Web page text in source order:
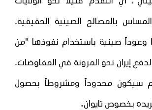
بالمصالح الصينية الحقيقية.
صينية باستخدام نفوذها "من
إيران نحو المرونة في المفاوضات.
سيكون محدوداً ومشروطاً بحصول
بخصوص تايوان.